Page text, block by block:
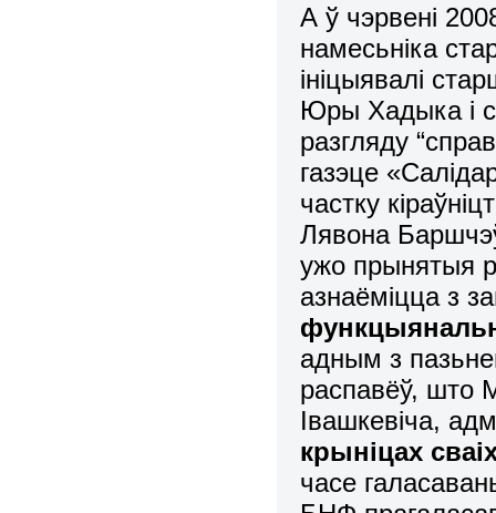
А ў чэрвені
намесьніка
ініцыявалі
Юры Хадыка і
разгляду
газэце
частку
Лявона
ужо прынятыя
азнаёміцца з
адным з
распавёў, што
Івашкевіча,
крыніцах
часе